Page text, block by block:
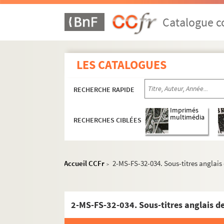
Catalogue
LES CATALOGUES
RECHERCHE RAPIDE
RECHERCHES CIBLÉES
Imprimés
multimédia
Accueil CCFr > 2-MS-FS-32-034. Sous-titres anglais
2-MS-FS-32-034. Sous-titres anglais
Dessins et caricatures
Adaptations cinématographiques
Projets de film pour Louise (non
Louise, film d'Abel Gance (1938),
Premiers pourparlers
4-MS-FS-32-0104.
4-MS-FS-32-0105.
4-MS-FS-32-0116(3). Dossier